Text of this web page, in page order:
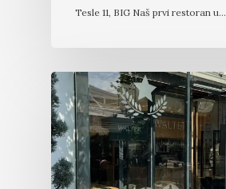
Tesle 11, BIG Naš prvi restoran u…